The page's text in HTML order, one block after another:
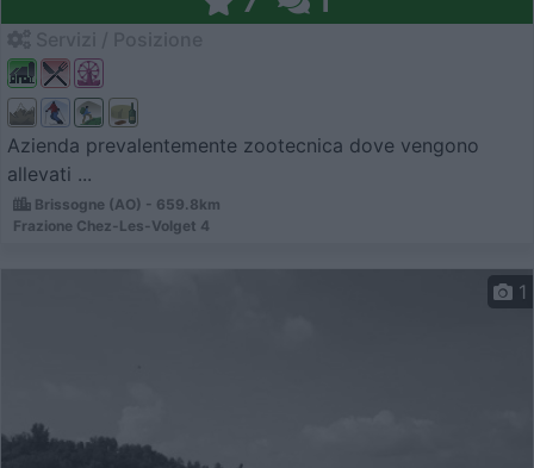
Azienda prevalentemente zootecnica dove vengono
allevati ...
Brissogne (AO) - 659.8km
Frazione Chez-Les-Volget 4
1